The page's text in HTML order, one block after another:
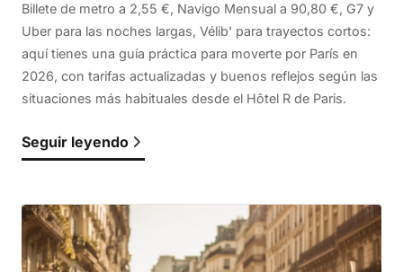
Billete de metro a 2,55 €, Navigo Mensual a 90,80 €, G7 y
Uber para las noches largas, Vélib' para trayectos cortos:
aquí tienes una guía práctica para moverte por París en
2026, con tarifas actualizadas y buenos reflejos según las
situaciones más habituales desde el Hôtel R de Paris.
Seguir leyendo